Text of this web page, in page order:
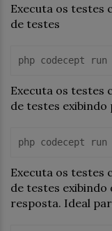
Executa os testes
de testes
php codecept
Executa os testes
de testes exibindo
php codecept
Executa os testes
de testes exibindo
resposta. Ideal